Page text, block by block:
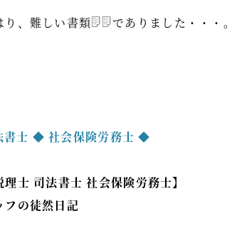
、難しい書類
でありました・・・。
士 ◆ 社会保険労務士 ◆
士 司法書士 社会保険労務士】
の徒然日記